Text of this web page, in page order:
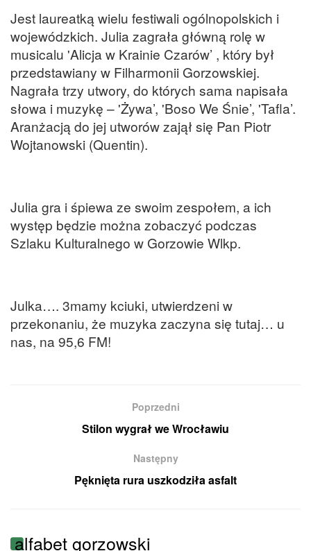
Jest laureatką wielu festiwali ogólnopolskich i
wojewódzkich. Julia zagrała główną rolę w
musicalu 'Alicja w Krainie Czarów’ , który był
przedstawiany w Filharmonii Gorzowskiej.
Nagrała trzy utwory, do których sama napisała
słowa i muzykę – 'Żywa’, 'Boso We Śnie’, 'Tafla’.
Aranżacją do jej utworów zajął się Pan Piotr
Wojtanowski (Quentin).
Julia gra i śpiewa ze swoim zespołem, a ich
występ będzie można zobaczyć podczas
Szlaku Kulturalnego w Gorzowie Wlkp.
Julka…. 3mamy kciuki, utwierdzeni w
przekonaniu, że muzyka zaczyna się tutaj… u
nas, na 95,6 FM!
Poprzedni
Stilon wygrał we Wrocławiu
Następny
Pęknięta rura uszkodziła asfalt
alfabet gorzowski